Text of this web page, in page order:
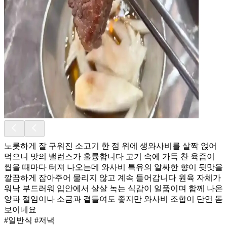
노릇하게 잘 구워진 소고기 한 점 위에 생와사비를 살짝 얹어
먹으니 맛의 밸런스가 훌륭합니다 고기 속에 가득 찬 육즙이
씹을 때마다 터져 나오는데 와사비 특유의 알싸한 향이 뒷맛을
깔끔하게 잡아주어 물리지 않고 계속 들어갑니다 원육 자체가
워낙 부드러워 입안에서 살살 녹는 식감이 일품이며 함께 나온
양파 절임이나 소금과 곁들여도 좋지만 와사비 조합이 단연 돋
보이네요
#일반식 #저녁